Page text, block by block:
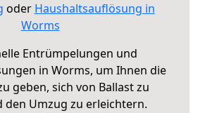
oder Haushaltsauflösung in
Worms
Entrümpelungen und
in Worms, um Ihnen die
geben, sich von Ballast zu
den Umzug zu erleichtern.